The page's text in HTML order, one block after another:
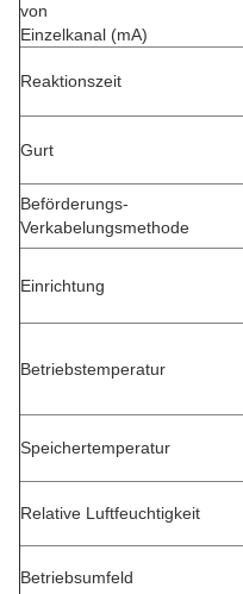
von
Einzelkanal (mA)
Reaktionszeit
Gurt
Beförderungs-
Verkabelungsmethode
Einrichtung
Betriebstemperatur
Speichertemperatur
Relative Luftfeuchtigkeit
Betriebsumfeld